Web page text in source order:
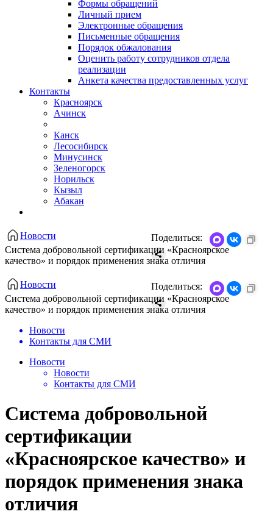
Формы обращений
Личный прием
Электронные обращения
Письменные обращения
Порядок обжалования
Оценить работу сотрудников отдела
реализации
Анкета качества предоставленных услуг
Контакты
Красноярск
Ачинск
Канск
Лесосибирск
Минусинск
Зеленогорск
Норильск
Кызыл
Абакан
Новости
Система добровольной сертификации «Красноярское
качество» и порядок применения знака отличия
Поделиться:
Новости
Система добровольной сертификации «Красноярское
качество» и порядок применения знака отличия
Поделиться:
Новости
Контакты для СМИ
Новости
Новости
Контакты для СМИ
Система добровольной
сертификации
«Красноярское качество» и
порядок применения знака
отличия